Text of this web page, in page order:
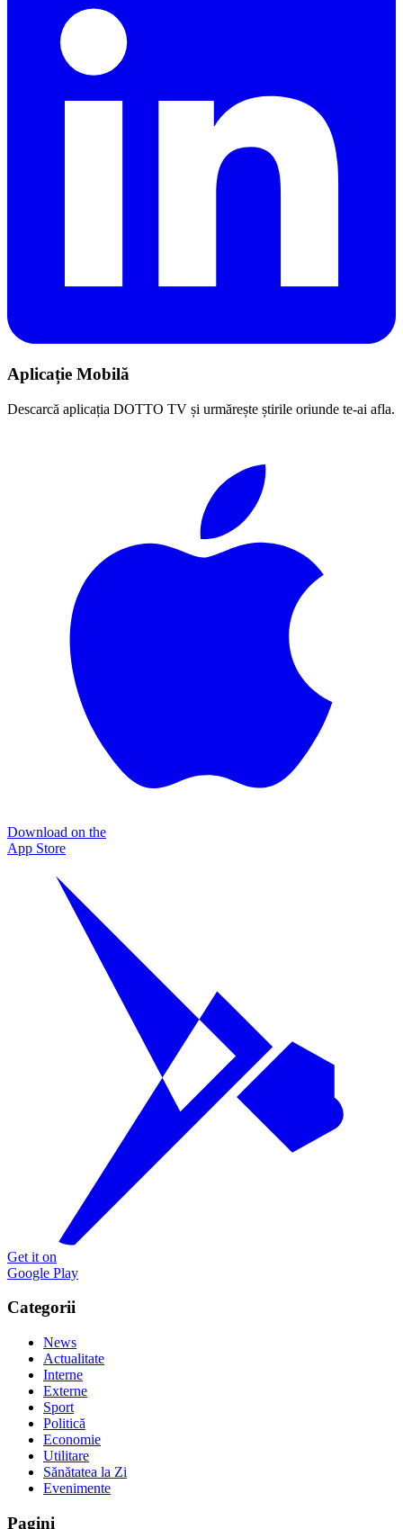
Aplicație Mobilă
Descarcă aplicația DOTTO TV și urmărește știrile oriunde te-ai afla.
Download on the
App Store
Get it on
Google Play
Categorii
News
Actualitate
Interne
Externe
Sport
Politică
Economie
Utilitare
Sănătatea la Zi
Evenimente
Pagini